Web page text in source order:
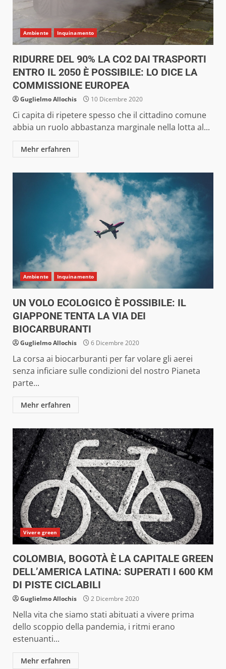
Ambiente Inquinamento
RIDURRE DEL 90% LA CO2 DAI TRASPORTI
ENTRO IL 2050 È POSSIBILE: LO DICE LA
COMMISSIONE EUROPEA
Guglielmo Allochis 10 Dicembre 2020
Ci capita di ripetere spesso che il cittadino comune
abbia un ruolo abbastanza marginale nella lotta al...
Mehr erfahren
Ambiente Inquinamento
UN VOLO ECOLOGICO È POSSIBILE: IL
GIAPPONE TENTA LA VIA DEI
BIOCARBURANTI
Guglielmo Allochis 6 Dicembre 2020
La corsa ai biocarburanti per far volare gli aerei
senza inficiare sulle condizioni del nostro Pianeta
parte...
Mehr erfahren
Vivere green
COLOMBIA, BOGOTÀ È LA CAPITALE GREEN
DELL’AMERICA LATINA: SUPERATI I 600 KM
DI PISTE CICLABILI
Guglielmo Allochis 2 Dicembre 2020
Nella vita che siamo stati abituati a vivere prima
dello scoppio della pandemia, i ritmi erano
estenuanti...
Mehr erfahren